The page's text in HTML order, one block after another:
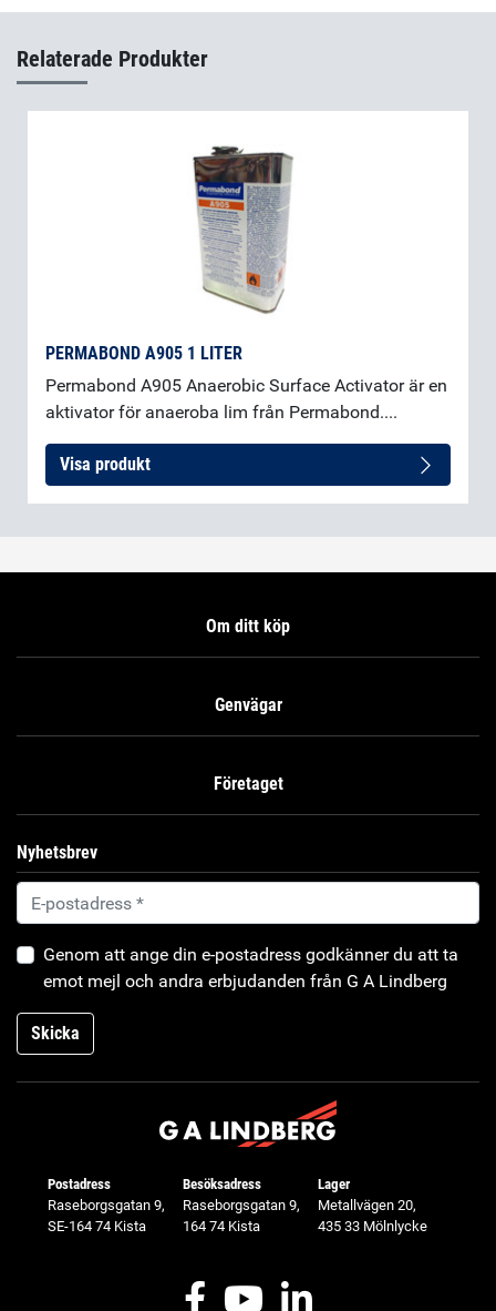
Relaterade Produkter
PERMABOND A905 1 LITER
Permabond A905 Anaerobic Surface Activator är en
aktivator för anaeroba lim från Permabond....
Visa produkt
Om ditt köp
Genvägar
Företaget
Nyhetsbrev
Genom att ange din e-postadress godkänner du att ta
emot mejl och andra erbjudanden från G A Lindberg
Skicka
Postadress
Raseborgsgatan 9,
SE-164 74 Kista
Besöksadress
Raseborgsgatan 9,
164 74 Kista
Lager
Metallvägen 20,
435 33 Mölnlycke
FacebookYoutubeLinkedIn